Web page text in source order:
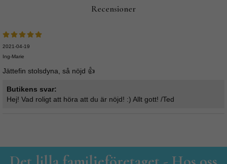
Recensioner
2021-04-19
Ing-Marie
Jättefin stolsdyna, så nöjd 👍
Butikens svar:
Hej! Vad roligt att höra att du är nöjd! :) Allt gott! /Ted